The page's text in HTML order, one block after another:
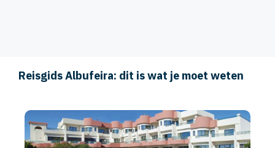
Reisgids Albufeira: dit is wat je moet weten